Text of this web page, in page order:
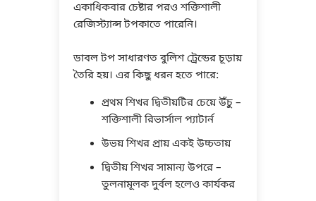
একাধিকবার চেষ্টার পরও শক্তিশালী
রেজিস্ট্যান্স টপকাতে পারেনি।
ডাবল টপ সাধারণত বুলিশ ট্রেন্ডের চূড়ায়
তৈরি হয়। এর কিছু ধরন হতে পারে:
প্রথম শিখর দ্বিতীয়টির চেয়ে উঁচু –
শক্তিশালী রিভার্সাল প্যাটার্ন
উভয় শিখর প্রায় একই উচ্চতায়
দ্বিতীয় শিখর সামান্য উপরে –
তুলনামূলক দুর্বল হলেও কার্যকর